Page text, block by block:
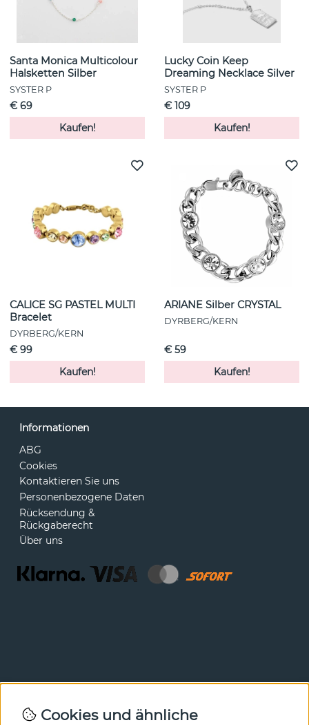
Santa Monica Multicolour
Halsketten Silber
SYSTER P
€ 69
Kaufen!
Lucky Coin Keep
Dreaming Necklace Silver
SYSTER P
€ 109
Kaufen!
CALICE SG PASTEL MULTI
Bracelet
DYRBERG/KERN
€ 99
Kaufen!
ARIANE Silber CRYSTAL
DYRBERG/KERN
€ 59
Kaufen!
Informationen
ABG
Cookies
Kontaktieren Sie uns
Personenbezogene Daten
Rücksendung &
Rückgaberecht
Über uns
Newsletter
Cookies und ähnliche